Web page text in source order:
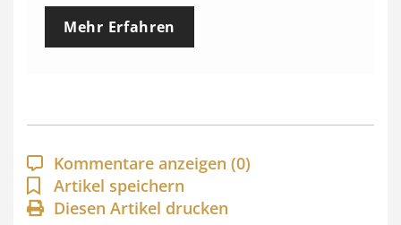
e
p
a
n
n
Mehr Erfahren
Kommentare anzeigen (0)
Artikel speichern
Diesen Artikel drucken